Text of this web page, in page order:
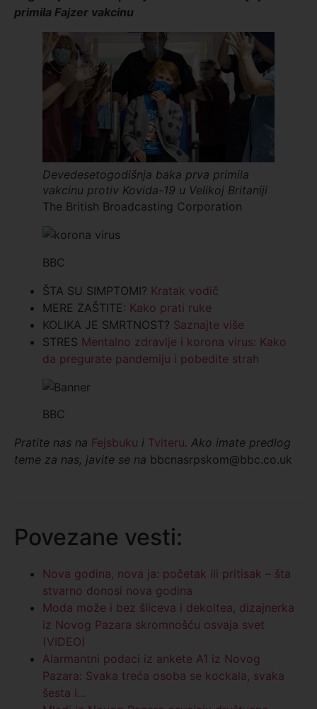
primila Fajzer vakcinu
Devedesetogodišnja baka prva primila
vakcinu protiv Kovida-19 u Velikoj Britaniji
The British Broadcasting Corporation
BBC
ŠTA SU SIMPTOMI? Kratak vodič
MERE ZAŠTITE: Kako prati ruke
KOLIKA JE SMRTNOST? Saznajte više
STRES Mentalno zdravlje i korona virus: Kako
da pregurate pandemiju i pobedite strah
BBC
Pratite nas na Fejsbuku i Tviteru. Ako imate predlog
teme za nas, javite se na bbcnasrpskom@bbc.co.uk
Povezane vesti:
Nova godina, nova ja: početak ili pritisak – šta
stvarno donosi nova godina
Moda može i bez šliceva i dekoltea, dizajnerka
iz Novog Pazara skromnošću osvaja svet
(VIDEO)
Alarmantni podaci iz ankete A1 iz Novog
Pazara: Svaka treća osoba se kockala, svaka
šesta i…